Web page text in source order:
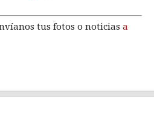
tus fotos o noticias a